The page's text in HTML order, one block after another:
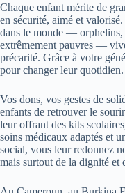
Chaque enfant mérite de
en sécurité, aimé et
dans le monde — orphelins,
extrêmement pauvres —
précarité. Grâce à votre
pour changer leur quotidien.
Vos dons, vos gestes de
enfants de retrouver le
leur offrant des kits
soins médicaux adaptés et
social, vous leur redonnez
mais surtout de la dignité et